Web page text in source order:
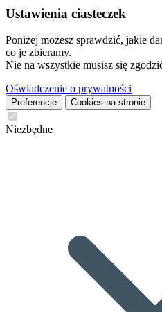
Ustawienia ciasteczek
Poniżej możesz sprawdzić, jakie
co je zbieramy.
Nie na wszystkie musisz się
Oświadczenie o prywatności
Preferencje Cookies na stronie
Niezbędne